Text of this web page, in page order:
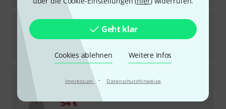
Geht klar
Cookies ablehnen Weitere Infos
Impressum · Datenschutzhinweise
BG FranceA23 Thumb Rubber Large
74
Sofort lieferbar
3,20 €
BG France
Sofort lieferbar
54€